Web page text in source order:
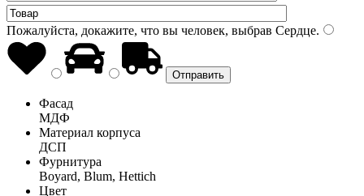
Пожалуйста, докажите, что вы человек, выбрав Сердце.
Фасад
МДФ
Материал корпуса
ДСП
Фурнитура
Boyard, Blum, Hettich
Цвет